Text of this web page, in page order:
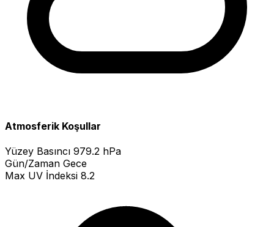
Atmosferik Koşullar
Yüzey Basıncı 979.2 hPa
Gün/Zaman Gece
Max UV İndeksi 8.2